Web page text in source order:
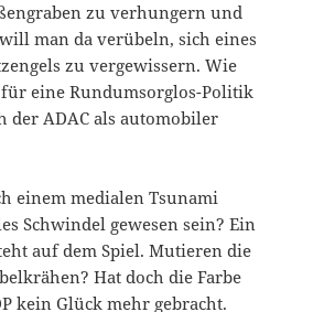
zu verhungern und
man da verübeln, sich eines
zu vergewissern. Wie
eine Rundumsorglos-Politik
der ADAC als automobiler
einem medialen Tsunami
Schwindel gewesen sein? Ein
auf dem Spiel. Mutieren die
Hat doch die Farbe
kein Glück mehr gebracht.